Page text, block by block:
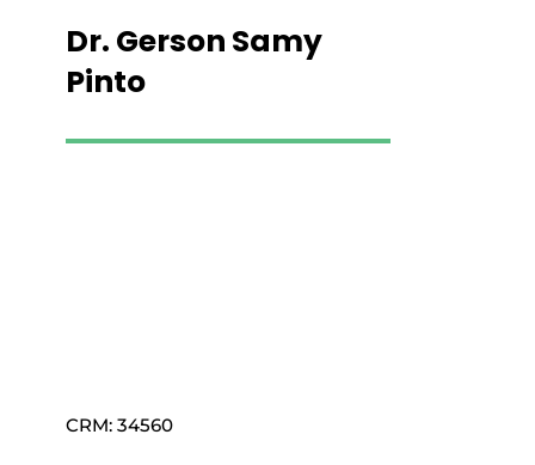
Dr. Gerson Samy
Pinto
CRM: 34560